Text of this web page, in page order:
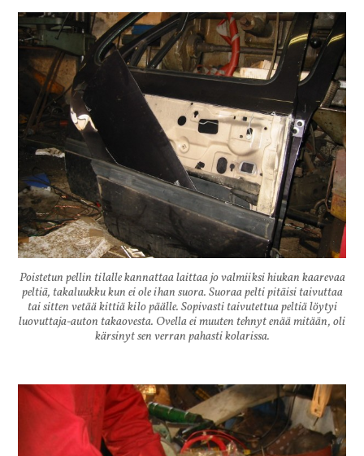
Poistetun pellin tilalle kannattaa laittaa jo valmiiksi hiukan kaarevaa
peltiä, takaluukku kun ei ole ihan suora. Suoraa pelti pitäisi taivuttaa
tai sitten vetää kittiä kilo päälle. Sopivasti taivutettua peltiä löytyi
luovuttaja-auton takaovesta. Ovella ei muuten tehnyt enää mitään, oli
kärsinyt sen verran pahasti kolarissa.